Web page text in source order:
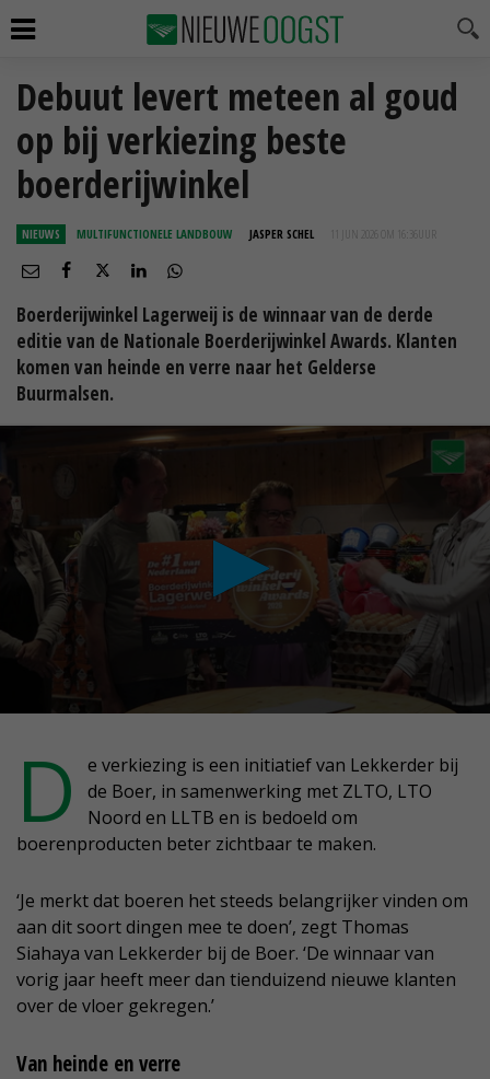
Debuut levert meteen al goud
op bij verkiezing beste
boerderijwinkel
NIEUWS MULTIFUNCTIONELE LANDBOUW JASPER SCHEL 11 JUN 2026 OM 16:36
Boerderijwinkel Lagerweij is de winnaar van de derde
editie van de Nationale Boerderijwinkel Awards. Klanten
komen van heinde en verre naar het Gelderse
Buurmalsen.
D
e verkiezing is een initiatief van Lekkerder bij
de Boer, in samenwerking met ZLTO, LTO
Noord en LLTB en is bedoeld om
boerenproducten beter zichtbaar te maken.
‘Je merkt dat boeren het steeds belangrijker vinden om
aan dit soort dingen mee te doen’, zegt Thomas
Siahaya van Lekkerder bij de Boer. ‘De winnaar van
vorig jaar heeft meer dan tienduizend nieuwe klanten
over de vloer gekregen.’
Van heinde en verre